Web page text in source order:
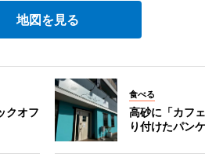
地図を見る
クオフ
食べる
高砂に「カフ
り付けたパン